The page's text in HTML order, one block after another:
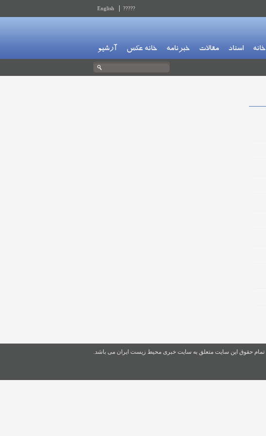
?????
English
خانه اسناد مقالات خبرنامه خانه عکس آرشیو
تمام حقوق این سایت متعلق به سایت خبری محیط زیست ایران می باشد.